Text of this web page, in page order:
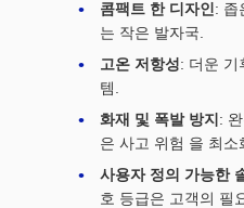
콤팩트 한 디자인: 좁
는 작은 발자국.
고온 저항성: 더운 기
템.
화재 및 폭발 방지:
은 사고 위험 을 최소
사용자 정의 가능한
호 등급은 고객의 필